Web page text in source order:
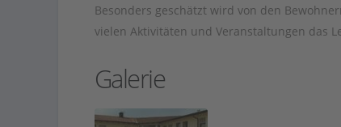
Besonders geschätzt wird von den
vielen Aktivitäten und Veranstaltungen das
Galerie